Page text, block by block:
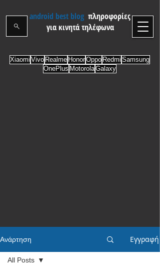
android best blog πληροφορίες
για κινητά τηλέφωνα
Xiaomi Vivo Realme HonorOppo Redmi Samsung
OnePlus MotorolaGalaxy
Ανάρτηση Εγγραφή
All Posts